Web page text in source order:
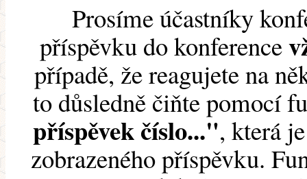
Prosíme účastníky
příspěvku do konference
případě, že reagujete na
to důsledně čiňte pomocí
příspěvek číslo...", která
zobrazeného příspěvku.